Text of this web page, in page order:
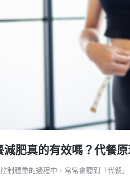
肥真的有效嗎？代餐
制體重的過程中，常常會聽到「代餐